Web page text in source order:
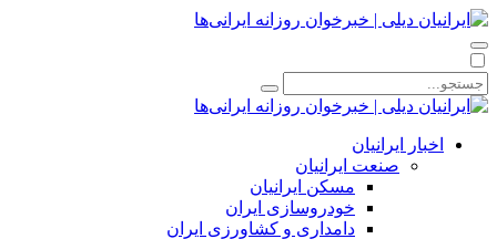
اخبار ایرانیان
صنعت ایرانیان
مسکن ایرانیان
خودروسازی ایران
دامداری و کشاورزی ایران